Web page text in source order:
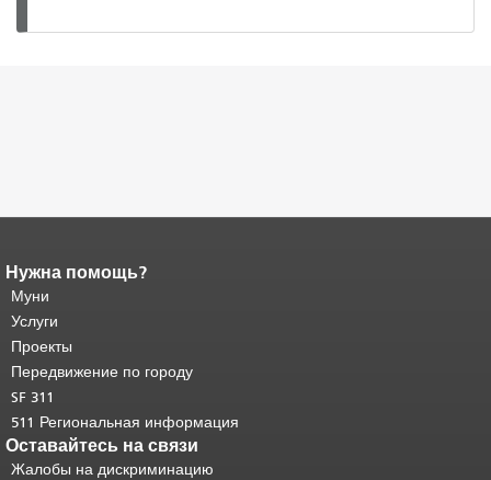
Конец содержимого
страницы.
страницы повторяется на каждой
странице.
основного содержимого .
Нужна помощь?
Муни
Услуги
Проекты
Передвижение по городу
SF 311
511 Региональная информация
Оставайтесь на связи
Жалобы на дискриминацию